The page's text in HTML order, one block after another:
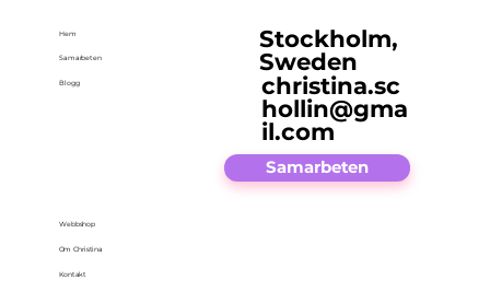
Hem
Samarbeten
Blogg
Webbshop
Om Christina
Kontakt
Stockholm,
Sweden
christina.sc
hollin@gma
il.com
Samarbeten